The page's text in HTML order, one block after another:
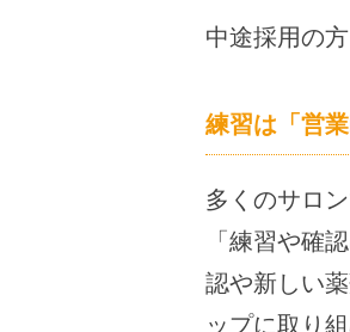
中途採用の
練習は「営
多くのサロ
「練習や確
認や新しい
ップに取り